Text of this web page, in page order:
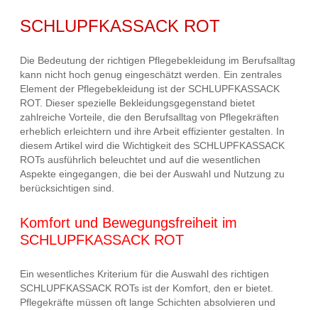
SCHLUPFKASSACK ROT
Die Bedeutung der richtigen Pflegebekleidung im Berufsalltag
kann nicht hoch genug eingeschätzt werden. Ein zentrales
Element der Pflegebekleidung ist der SCHLUPFKASSACK
ROT. Dieser spezielle Bekleidungsgegenstand bietet
zahlreiche Vorteile, die den Berufsalltag von Pflegekräften
erheblich erleichtern und ihre Arbeit effizienter gestalten. In
diesem Artikel wird die Wichtigkeit des SCHLUPFKASSACK
ROTs ausführlich beleuchtet und auf die wesentlichen
Aspekte eingegangen, die bei der Auswahl und Nutzung zu
berücksichtigen sind.
Komfort und Bewegungsfreiheit im
SCHLUPFKASSACK ROT
Ein wesentliches Kriterium für die Auswahl des richtigen
SCHLUPFKASSACK ROTs ist der Komfort, den er bietet.
Pflegekräfte müssen oft lange Schichten absolvieren und